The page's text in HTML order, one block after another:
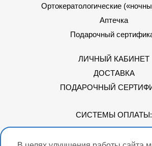
Ортокератологические
Аптечка
Подарочный
ЛИЧНЫЙ КАБИНЕТ
ДОСТАВКА
ПОДАРОЧНЫЙ
СИСТЕМЫ ОПЛАТЫ: